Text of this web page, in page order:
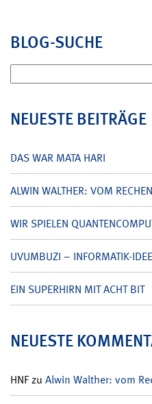
BLOG-SUCHE
nach:
NEUESTE BEITRÄGE
DAS WAR MATA HARI
ALWIN WALTHER: VOM
WIR SPIELEN
UVUMBUZI – INFORMATIK-
EIN SUPERHIRN MIT ACHT BIT
NEUESTE
HNFzu Alwin Walther: vom